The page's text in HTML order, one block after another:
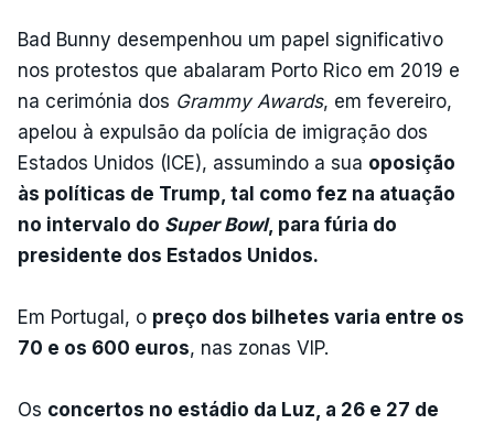
Bad Bunny desempenhou um papel significativo
nos protestos que abalaram Porto Rico em 2019 e
na cerimónia dos Grammy Awards, em fevereiro,
apelou à expulsão da polícia de imigração dos
Estados Unidos (ICE), assumindo a sua oposição
às políticas de Trump, tal como fez na atuação
no intervalo do Super Bowl, para fúria do
presidente dos Estados Unidos.
Em Portugal, o preço dos bilhetes varia entre os
70 e os 600 euros, nas zonas VIP.
Os concertos no estádio da Luz, a 26 e 27 de